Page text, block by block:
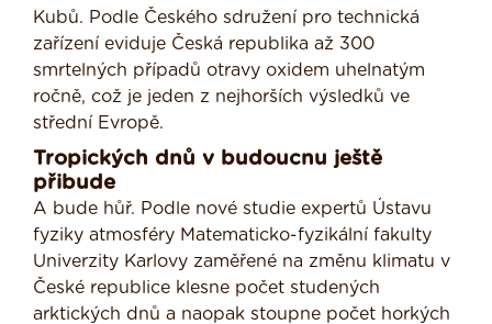
Kubů. Podle Českého sdružení pro technická
zařízení eviduje Česká republika až 300
smrtelných případů otravy oxidem uhelnatým
ročně, což je jeden z nejhorších výsledků ve
střední Evropě.
Tropických dnů v budoucnu ještě
přibude
A bude hůř. Podle nové studie expertů Ústavu
fyziky atmosféry Matematicko-fyzikální fakulty
Univerzity Karlovy zaměřené na změnu klimatu v
České republice klesne počet studených
arktických dnů a naopak stoupne počet horkých